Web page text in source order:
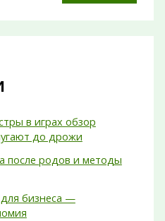
в играх обзор
до дрожи
после родов и методы
для бизнеса —